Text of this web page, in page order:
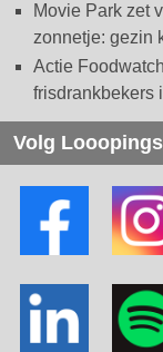
Movie Park zet
zonnetje: gezin
Actie
frisdrankbekers
Volg Looopings